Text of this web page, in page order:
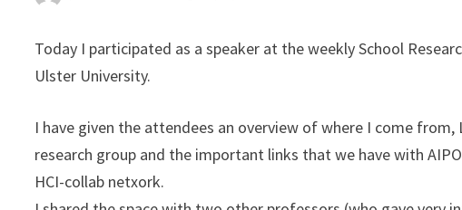
Today I participated as a speaker at the weekly School
Ulster University.
I have given the attendees an overview of where I come
research group and the important links that we have with
HCI-collab netxork.